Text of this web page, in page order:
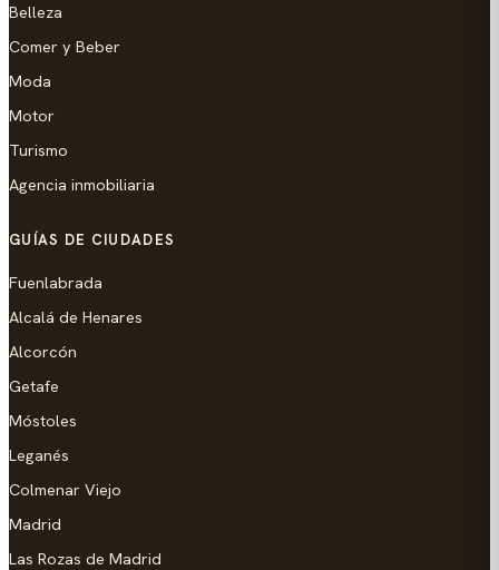
Belleza
Comer y Beber
Moda
Motor
Turismo
Agencia inmobiliaria
GUÍAS DE CIUDADES
Fuenlabrada
Alcalá de Henares
Alcorcón
Getafe
Móstoles
Leganés
Colmenar Viejo
Madrid
Las Rozas de Madrid